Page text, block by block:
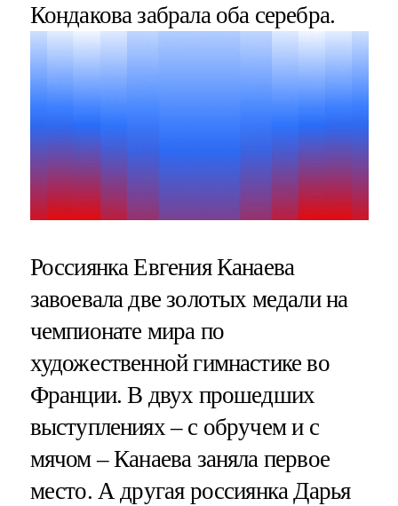
Кондакова забрала оба серебра.
Россиянка Евгения Канаева
завоевала две золотых медали на
чемпионате мира по
художественной гимнастике во
Франции. В двух прошедших
выступлениях – с обручем и с
мячом – Канаева заняла первое
место. А другая россиянка Дарья